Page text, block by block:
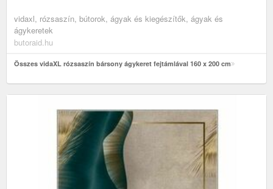
vidaxl, rózsaszín, bútorok, ágyak és kiegészítők, ágyak és
ágykeretek
butoraid.hu
Összes vidaXL rózsaszín bársony ágykeret fejtámlával 160 x 200 cm